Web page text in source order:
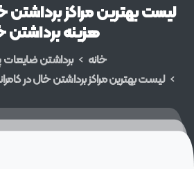
لیستبهترینمراکزبرداشتن
هزینهبرداشتن
خانه
برداشتن
لیست بهترین مراکز برداشتن خال در